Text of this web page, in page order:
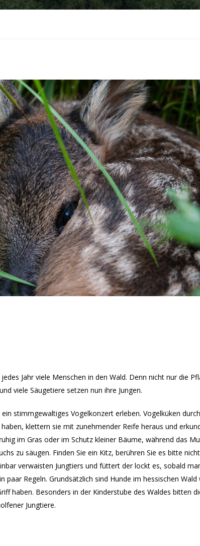
Jahr viele Menschen in den Wald. Denn nicht nur die
viele Säugetiere setzen nun ihre Jungen.
stimmgewaltiges Vogelkonzert erleben. Vogelküken
klettern sie mit zunehmender Reife heraus und
im Gras oder im Schutz kleiner Bäume, während das
zu säugen. Finden Sie ein Kitz, berühren Sie es bitte
verwaisten Jungtiers und füttert der lockt es, sobald
Regeln. Grundsätzlich sind Hunde im hessischen
haben. Besonders in der Kinderstube des Waldes bitten
Jungtiere.